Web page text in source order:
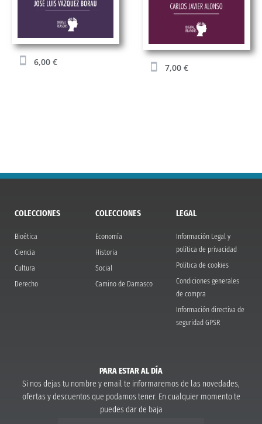
6,00 €
7,00 €
COLECCIONES
Bioética
Ciencia
Cultura
Derecho
COLECCIONES
Economía
Historia
Social
Camino de Damasco
LEGAL
Información Legal y
política de privacidad
Política de cookies
Condiciones generales
de compra
Información directiva de
seguridad GPSR
PARA ESTAR AL DÍA
Si nos dejas tu nombre y email te informaremos de las novedades,
ofertas y descuentos que podamos tener. En cualquier momento te
puedes dar de baja